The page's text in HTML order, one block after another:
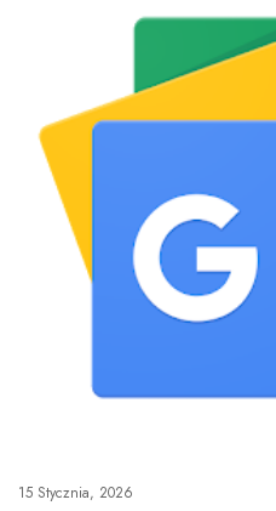
15 Stycznia, 2026